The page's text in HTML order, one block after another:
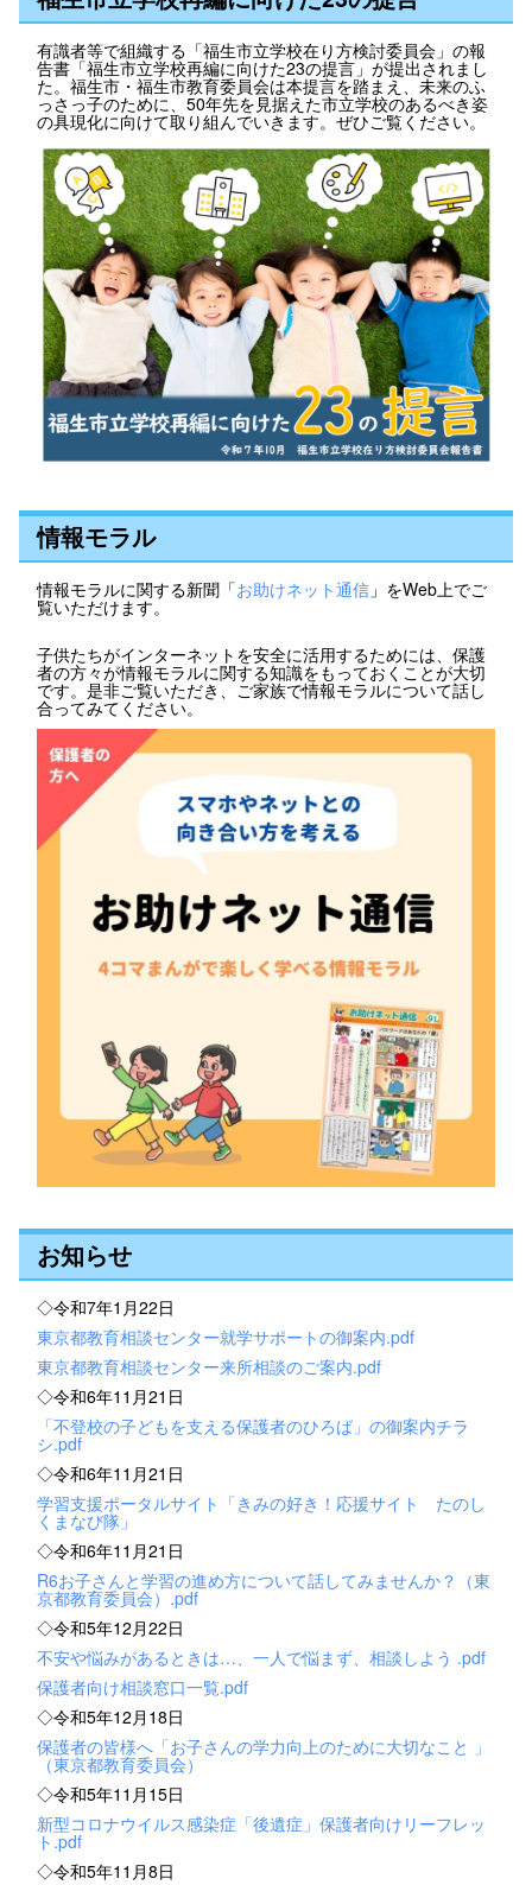
有識者等で組織する「福生市立学校在り方検討委員会」の報
告書「福生市立学校再編に向けた23の提言」が提出されまし
た。福生市・福生市教育委員会は本提言を踏まえ、未来のふ
っさっ子のために、50年先を見据えた市立学校のあるべき姿
の具現化に向けて取り組んでいきます。ぜひご覧ください。
情報モラル
情報モラルに関する新聞「お助けネット通信 」をWeb上でご
覧いただけます。
子供たちがインターネットを安全に活用するためには、保護
者の方々が情報モラルに関する知識をもっておくことが大切
です。是非ご覧いただき、ご家族で情報モラルについて話し
合ってみてください。
お知らせ
◇令和7年1月22日
東京都教育相談センター就学サポートの御案内.pdf
東京都教育相談センター来所相談のご案内.pdf
◇令和6年11月21日
「不登校の子どもを支える保護者のひろば」の御案内チラ
シ.pdf
◇令和6年11月21日
学習支援ポータルサイト「きみの好き！応援サイト たのし
くまなび隊」
◇令和6年11月21日
R6お子さんと学習の進め方について話してみませんか？（東
京都教育委員会）.pdf
◇令和5年12月22日
不安や悩みがあるときは…、一人で悩まず、相談しよう .pdf
保護者向け相談窓口一覧.pdf
◇令和5年12月18日
保護者の皆様へ「お子さんの学力向上のために大切なこと 」
（東京都教育委員会）
◇令和5年11月15日
新型コロナウイルス感染症「後遺症」保護者向けリーフレッ
ト.pdf
◇令和5年11月8日